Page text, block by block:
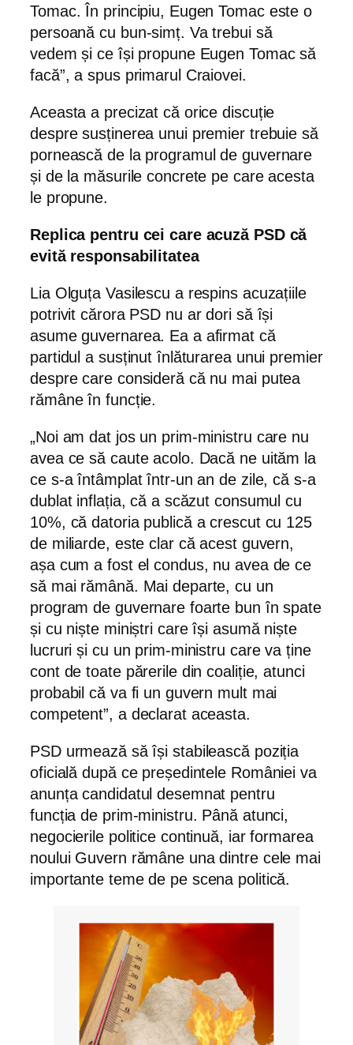
Tomac. În principiu, Eugen Tomac este o
persoană cu bun-simț. Va trebui să
vedem și ce își propune Eugen Tomac să
facă”, a spus primarul Craiovei.
Aceasta a precizat că orice discuție
despre susținerea unui premier trebuie să
pornească de la programul de guvernare
și de la măsurile concrete pe care acesta
le propune.
Replica pentru cei care acuză PSD că
evită responsabilitatea
Lia Olguța Vasilescu a respins acuzațiile
potrivit cărora PSD nu ar dori să își
asume guvernarea. Ea a afirmat că
partidul a susținut înlăturarea unui premier
despre care consideră că nu mai putea
rămâne în funcție.
„Noi am dat jos un prim-ministru care nu
avea ce să caute acolo. Dacă ne uităm la
ce s-a întâmplat într-un an de zile, că s-a
dublat inflația, că a scăzut consumul cu
10%, că datoria publică a crescut cu 125
de miliarde, este clar că acest guvern,
așa cum a fost el condus, nu avea de ce
să mai rămână. Mai departe, cu un
program de guvernare foarte bun în spate
și cu niște miniștri care își asumă niște
lucruri și cu un prim-ministru care va ține
cont de toate părerile din coaliție, atunci
probabil că va fi un guvern mult mai
competent”, a declarat aceasta.
PSD urmează să își stabilească poziția
oficială după ce președintele României va
anunța candidatul desemnat pentru
funcția de prim-ministru. Până atunci,
negocierile politice continuă, iar formarea
noului Guvern rămâne una dintre cele mai
importante teme de pe scena politică.